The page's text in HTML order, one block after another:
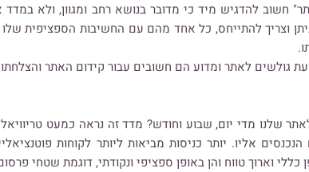
חשוב להדגיש מיד כי מדובר בנושא רחב ומגוון, ולא
וצריך להתייחס, כל אחד מהם עם החשיבות הספציפית
גולשים לאתר ומדוע הם חשובים עבור קידום האתר
שלנו מדי יום, שבוע וחודש? מדד זה נראה כמעט
אליו. יותר כניסות מביאות ליותר לקוחות
וארוך טווח והן באופן ספציפי ונקודתי, דוגמת שטחי